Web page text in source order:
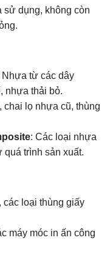
sử dụng, không còn
Nhựa từ các dây
nhựa thải bỏ.
chai lọ nhựa cũ, thùng
: Các loại nhựa
trình sản xuất.
các loại thùng giấy
máy móc in ấn công